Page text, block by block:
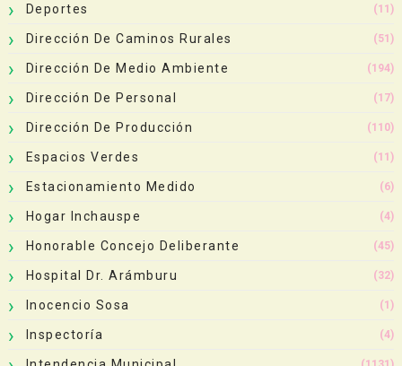
Deportes (11)
Dirección De Caminos Rurales (51)
Dirección De Medio Ambiente (194)
Dirección De Personal (17)
Dirección De Producción (110)
Espacios Verdes (11)
Estacionamiento Medido (6)
Hogar Inchauspe (4)
Honorable Concejo Deliberante (45)
Hospital Dr. Arámburu (32)
Inocencio Sosa (1)
Inspectoría (4)